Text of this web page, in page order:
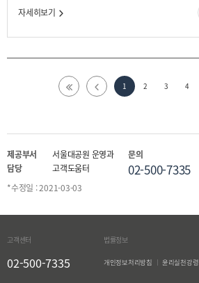
자세히보기
1 2 3 4
제공부서
서울대공원 운영과
담당
고객도움터
문의
02-500-7335
*수정일 : 2021-03-03
고객센터
02-500-7335
법률정보
개인정보처리방침 윤리실천강령